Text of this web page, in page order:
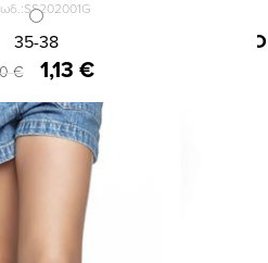
35-38 ΚΑΛΤΣΑ ΜΕ ΣΧΕΔΙΟ
€ 1,13 €